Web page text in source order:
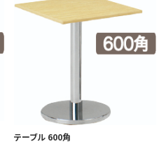
テーブル 600角